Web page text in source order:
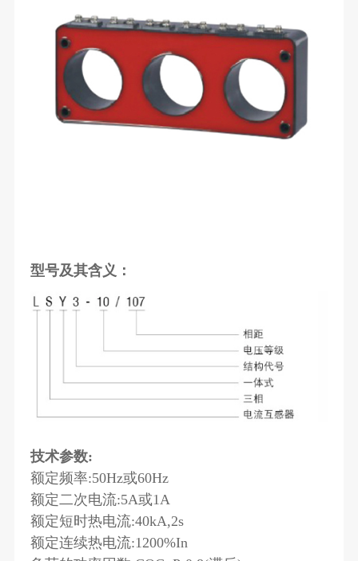
型号及其含义：
技术参数:
额定频率:50Hz或60Hz
额定二次电流:5A或1A
额定短时热电流:40kA,2s
额定连续热电流:1200%In